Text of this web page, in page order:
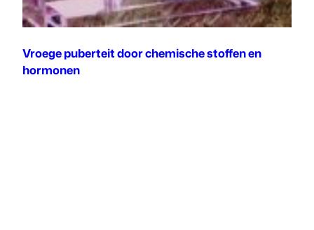
Vroege puberteit door chemische stoffen en
hormonen